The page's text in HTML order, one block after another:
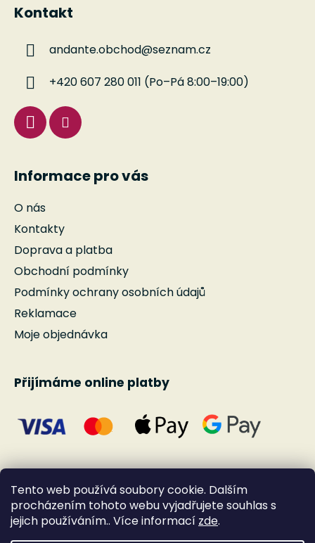
Tento web používá soubory cookie. Dalším
procházením tohoto webu vyjadřujete souhlas s
jejich používáním.. Více informací zde.
Kontakt
andante.obchod@seznam.cz
+420 607 280 011 (Po–Pá 8:00–19:00)
Informace pro vás
O nás
Kontakty
Doprava a platba
Obchodní podmínky
Podmínky ochrany osobních údajů
Reklamace
Moje objednávka
Přijímáme online platby